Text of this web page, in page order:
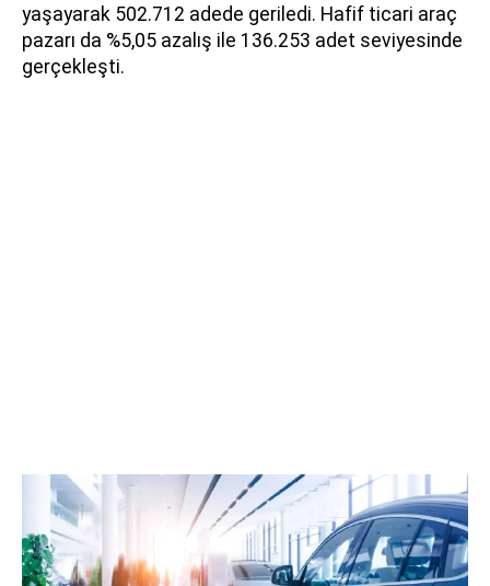
yaşayarak 502.712 adede geriledi. Hafif ticari araç
pazarı da %5,05 azalış ile 136.253 adet seviyesinde
gerçekleşti.